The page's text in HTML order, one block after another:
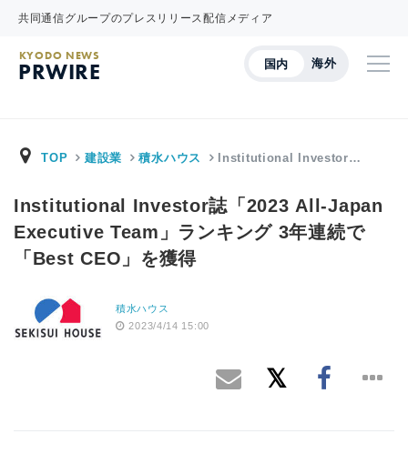
共同通信グループのプレスリリース配信メディア
国内 海外
KYODO NEWS
PRWIRE
TOP 建設業 積水ハウス Institutional Investor…
Institutional Investor誌「2023 All-Japan
Executive Team」ランキング 3年連続で
「Best CEO」を獲得
積水ハウス
2023/4/14 15:00